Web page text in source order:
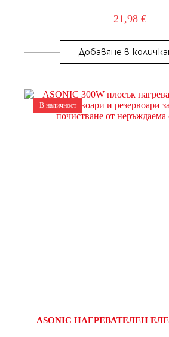
21,98 €
Добавяне в
В наличност
ASONIC НАГРЕВАТЕЛЕН